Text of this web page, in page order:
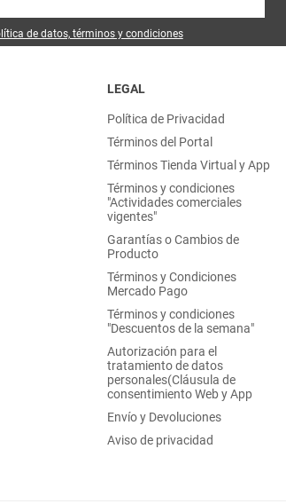
de datos, términos y condiciones
LEGAL
Política de Privacidad
Términos del Portal
Términos Tienda Virtual y App
Términos y condiciones
"Actividades comerciales
vigentes"
Garantías o Cambios de
Producto
Términos y Condiciones
Mercado Pago
Términos y condiciones
"Descuentos de la semana"
Autorización para el
tratamiento de datos
personales(Cláusula de
consentimiento Web y App
Envío y Devoluciones
Aviso de privacidad